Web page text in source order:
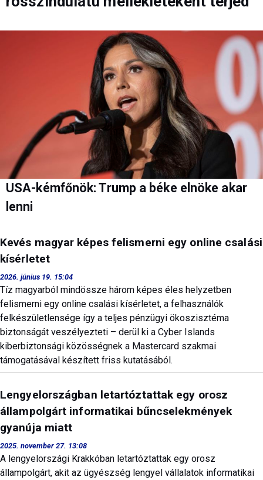
USA-kémfőnök: Trump a béke elnöke akar
lenni
Kevés magyar képes felismerni egy online csalási
kísérletet
2026. június 19. 15:04
Tíz magyarból mindössze három képes éles helyzetben
felismerni egy online csalási kísérletet, a felhasználók
felkészületlensége így a teljes pénzügyi ökoszisztéma
biztonságát veszélyezteti – derül ki a Cyber Islands
kiberbiztonsági közösségnek a Mastercard szakmai
támogatásával készített friss kutatásából.
Lengyelországban letartóztattak egy orosz
állampolgárt informatikai bűncselekmények
gyanúja miatt
2025. november 27. 13:08
A lengyelországi Krakkóban letartóztattak egy orosz
állampolgárt, akit az ügyészség lengyel vállalatok informatikai